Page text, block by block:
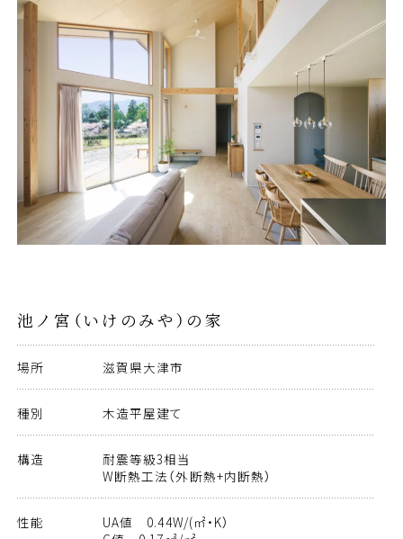
池ノ宮（いけのみや）の家
場所 滋賀県大津市
種別 木造平屋建て
構造
耐震等級3相当
W断熱工法（外断熱+内断熱）
性能
UA値 0.44W/(㎡・K）